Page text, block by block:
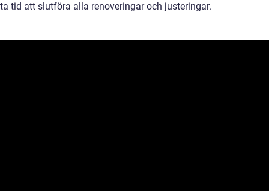
tid att slutföra alla renoveringar och justeringar.